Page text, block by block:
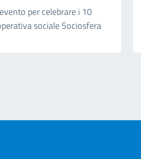
per celebrare i 10
sociale Sociosfera